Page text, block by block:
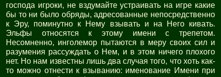
господа игроки, не вздумайте устраивать на игре какие
бы то ни было обряды, адресованные непосредственно
к Эру, поминутно к Нему взывать и на Него кивать.
Эльфы относятся к этому имени с трепетом.
Несомненно, инголемор пытаются в меру своих сил и
разумения рассуждать о Нем, и в этом ничего плохого
нет. Но нам известны лишь два случая того, что хоть как-
то можно отнести к взыванию: именование Имени при